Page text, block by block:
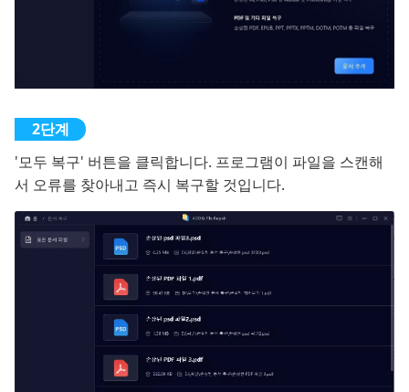
'모두 복구' 버튼을 클릭합니다. 프로그램이 파일을 스캔해
서 오류를 찾아내고 즉시 복구할 것입니다.